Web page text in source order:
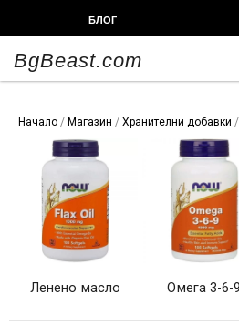
БЛОГ
BgBeast.com
Начало / Магазин / Хранителни добавки
Ленено масло Омега 3-6-9